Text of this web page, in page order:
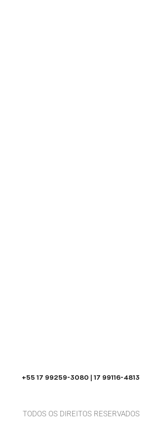
+55 17 99259-3080 | 17 99116-4813
TODOS OS DIREITOS RESERVADOS